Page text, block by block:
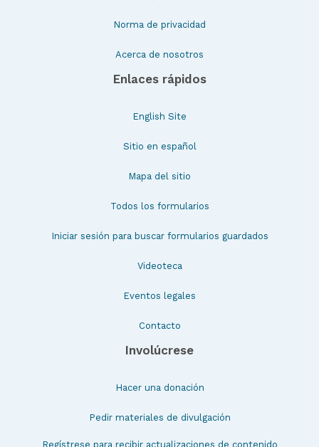
Norma de privacidad
Acerca de nosotros
Enlaces rápidos
English Site
Sitio en español
Mapa del sitio
Todos los formularios
Iniciar sesión para buscar formularios guardados
Videoteca
Eventos legales
Contacto
Involúcrese
Hacer una donación
Pedir materiales de divulgación
Regístrese para recibir actualizaciones de contenido